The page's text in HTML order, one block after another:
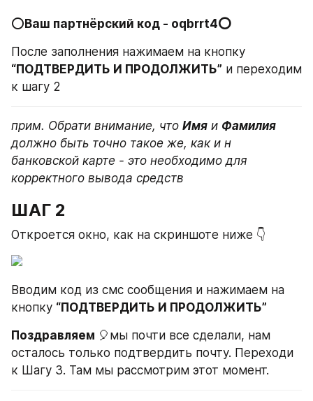
⭕ Ваш партнёрский код - oqbrrt4⭕
“ПОДТВЕРДИТЬ И ПРОДОЛЖИТЬ” и переходим
к шагу 2
прим. Обрати внимание, что Имя и Фамилия
должно быть точно такое же, как и н
банковской карте - это необходимо для
ШАГ 2
Откроется окно, как на скриншоте ниже 👇
Вводим код из смс сообщения и нажимаем на
кнопку “ПОДТВЕРДИТЬ И ПРОДОЛЖИТЬ”
Поздравляем 🎈мы почти все сделали, нам
осталось только подтвердить почту. Переходи
к Шагу 3. Там мы рассмотрим этот момент.